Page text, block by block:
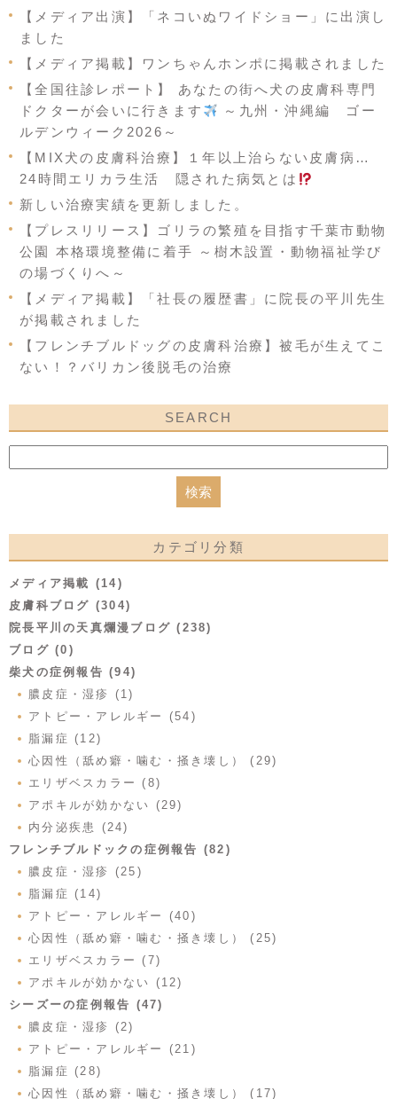
【メディア出演】「ネコいぬワイドショー」に出演し
ました
【メディア掲載】ワンちゃんホンポに掲載されました
【全国往診レポート】 あなたの街へ犬の皮膚科専門
ドクターが会いに行きます
～九州・沖縄編 ゴー
ルデンウィーク2026～
【MIX犬の皮膚科治療】１年以上治らない皮膚病…
24時間エリカラ生活 隠された病気とは
新しい治療実績を更新しました。
【プレスリリース】ゴリラの繁殖を目指す千葉市動物
公園 本格環境整備に着手 ～樹木設置・動物福祉学び
の場づくりへ～
【メディア掲載】「社長の履歴書」に院長の平川先生
が掲載されました
【フレンチブルドッグの皮膚科治療】被毛が生えてこ
ない！？バリカン後脱毛の治療
SEARCH
カテゴリ分類
メディア掲載 (14)
皮膚科ブログ (304)
院長平川の天真爛漫ブログ (238)
ブログ (0)
柴犬の症例報告 (94)
膿皮症・湿疹 (1)
アトピー・アレルギー (54)
脂漏症 (12)
心因性（舐め癖・噛む・掻き壊し） (29)
エリザベスカラー (8)
アポキルが効かない (29)
内分泌疾患 (24)
フレンチブルドックの症例報告 (82)
膿皮症・湿疹 (25)
脂漏症 (14)
アトピー・アレルギー (40)
心因性（舐め癖・噛む・掻き壊し） (25)
エリザベスカラー (7)
アポキルが効かない (12)
シーズーの症例報告 (47)
膿皮症・湿疹 (2)
アトピー・アレルギー (21)
脂漏症 (28)
心因性（舐め癖・噛む・掻き壊し） (17)